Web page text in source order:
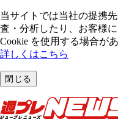
当サイトでは当社の提携
査・分析したり、お客様
Cookie を使⽤する場合があ
詳しくはこちら
閉じる